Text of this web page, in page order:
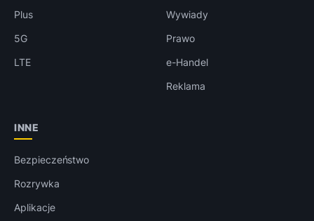
Plus
5G
LTE
Wywiady
Prawo
e-Handel
Reklama
INNE
Bezpieczeństwo
Rozrywka
Aplikacje